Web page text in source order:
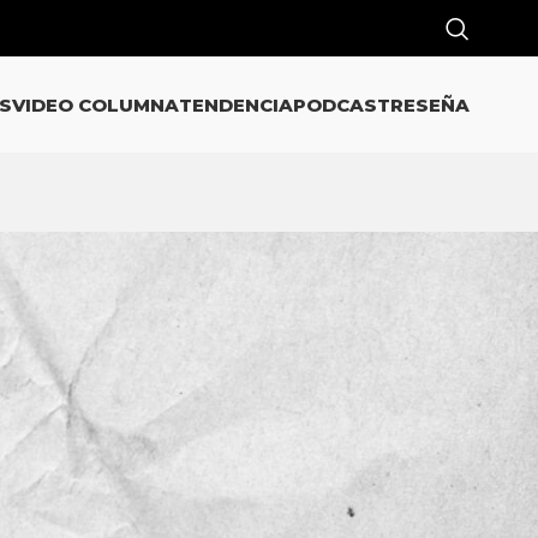
VIDEO COLUMNATENDENCIAPODCASTRESEÑA